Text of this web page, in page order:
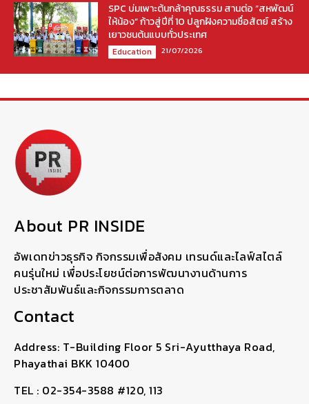
SPC บ่มเพาะต้นกล้าคุณธรรม สานต่อ “สหพัฒน์
ให้น้อง” ก้าวสู่ปีที่ 10 ปลูกฝังความซื่อสัตย์ สร้าง
เยาวชนต้นแบบทั่วประเทศ
Education 21/07/2026
About PR INSIDE
อัพเดทข่าวธุรกิจ กิจกรรมเพื่อสังคม เทรนด์และไลฟ์สไตล์
คนรุ่นใหม่ เพื่อประโยชน์ต่อการพัฒนางานด้านการ
ประชาสัมพันธ์และกิจกรรมการตลาด
Contact
Address: T-Building Floor 5 Sri-Ayutthaya Road,
Phayathai BKK 10400
TEL : 02-354-3588 #120, 113